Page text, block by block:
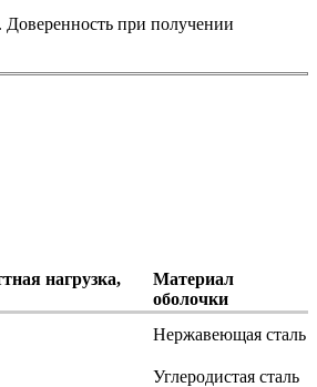
при получении
нагрузка,
Материал
оболочки
Нержавеющая сталь
Углеродистая сталь